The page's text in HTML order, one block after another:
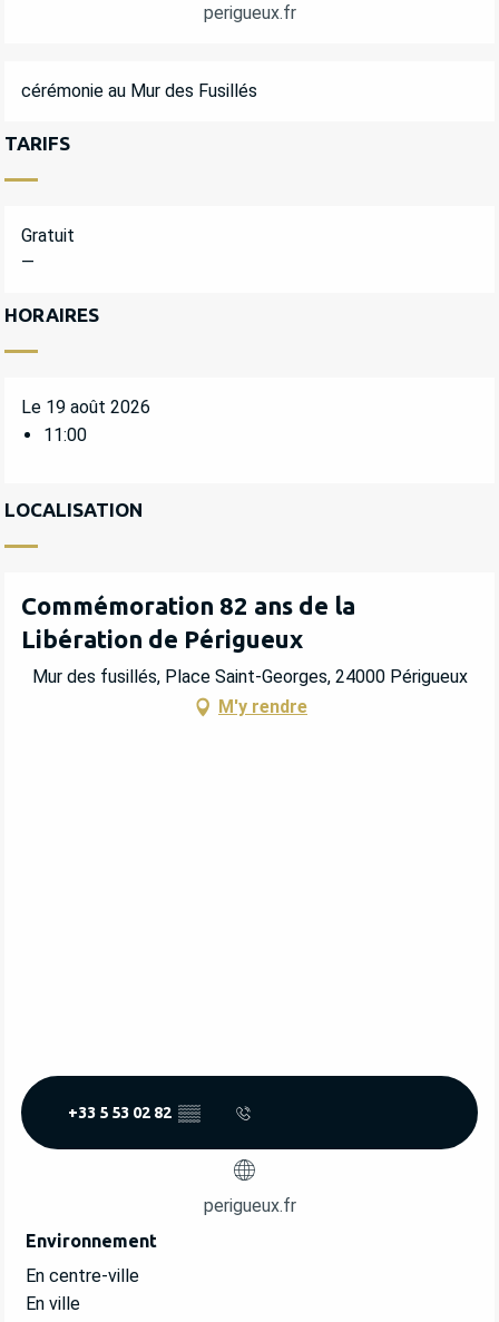
perigueux.fr
DESCRIPTION
cérémonie au Mur des Fusillés
TARIFS
Gratuit
—
HORAIRES
Le 19 août 2026
11:00
LOCALISATION
Commémoration 82 ans de la
Libération de Périgueux
Mur des fusillés, Place Saint-Georges, 24000 Périgueux
M'y rendre
+33 5 53 02 82 ▒▒
perigueux.fr
Environnement
Environnement
En centre-ville
En ville